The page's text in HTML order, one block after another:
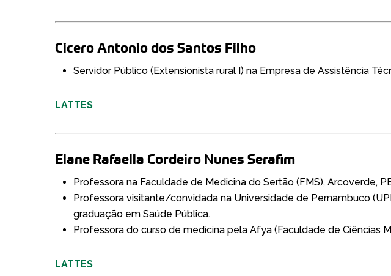
Cicero Antonio dos Santos Filho
Servidor Público (Extensionista rural I) na Empresa de Assistência
LATTES
Elane Rafaella Cordeiro Nunes Serafim
Professora na Faculdade de Medicina do Sertão (FMS), Arcoverde,
Professora visitante/convidada na Universidade de Pernambuco
graduação em Saúde Pública.
Professora do curso de medicina pela Afya (Faculdade de Ciências
LATTES